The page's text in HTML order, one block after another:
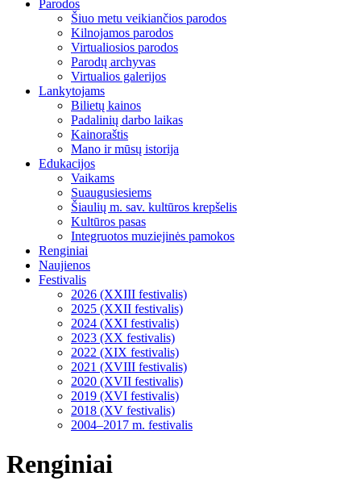
Parodos
Šiuo metu veikiančios parodos
Kilnojamos parodos
Virtualiosios parodos
Parodų archyvas
Virtualios galerijos
Lankytojams
Bilietų kainos
Padalinių darbo laikas
Kainoraštis
Mano ir mūsų istorija
Edukacijos
Vaikams
Suaugusiesiems
Šiaulių m. sav. kultūros krepšelis
Kultūros pasas
Integruotos muziejinės pamokos
Renginiai
Naujienos
Festivalis
2026 (XXIII festivalis)
2025 (XXII festivalis)
2024 (XXI festivalis)
2023 (XX festivalis)
2022 (XIX festivalis)
2021 (XVIII festivalis)
2020 (XVII festivalis)
2019 (XVI festivalis)
2018 (XV festivalis)
2004–2017 m. festivalis
Renginiai